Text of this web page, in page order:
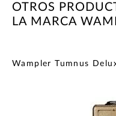
OTROS
LA MARCA
Wampler Tumnus